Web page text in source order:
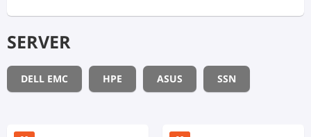
SERVER
DELL EMC HPE ASUS SSN